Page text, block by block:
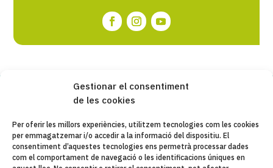
Gestionar el consentiment
de les cookies
Per oferir les millors experiències, utilitzem tecnologies com les cookies
per emmagatzemar i/o accedir a la informació del dispositiu. El
consentiment d’aquestes tecnologies ens permetrà processar dades
com el comportament de navegació o les identificacions úniques en
Copyleft 2025Itaka-Escolapios
AVÍS LEGAL